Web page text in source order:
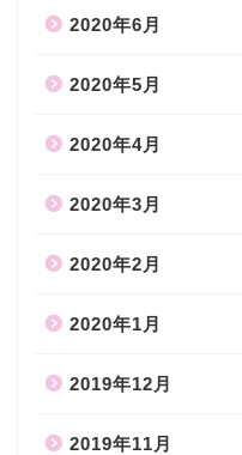
2020年6月
2020年5月
2020年4月
2020年3月
2020年2月
2020年1月
2019年12月
2019年11月